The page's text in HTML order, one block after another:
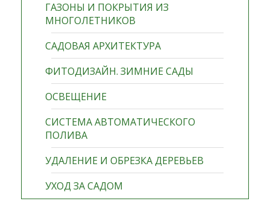
ГАЗОНЫ И ПОКРЫТИЯ ИЗ
МНОГОЛЕТНИКОВ
САДОВАЯ АРХИТЕКТУРА
ФИТОДИЗАЙН. ЗИМНИЕ САДЫ
ОСВЕЩЕНИЕ
СИСТЕМА АВТОМАТИЧЕСКОГО
ПОЛИВА
УДАЛЕНИЕ И ОБРЕЗКА ДЕРЕВЬЕВ
УХОД ЗА САДОМ